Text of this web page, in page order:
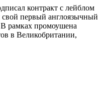
контракт с лейблом
первый англоязычный
рамках промоушена
в Великобритании,